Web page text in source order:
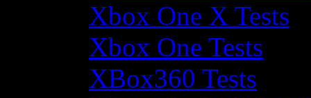
Xbox One X Tests
Xbox One Tests
XBox360 Tests